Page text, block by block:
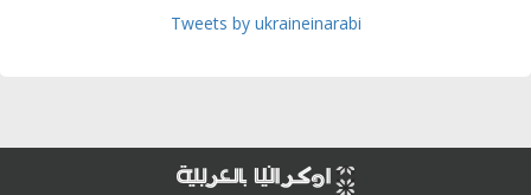
Tweets by ukraineinarabi